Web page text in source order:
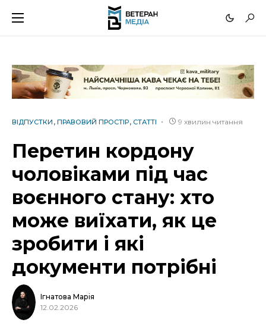
ВІДПУСТКИ ПРАВОВИЙ ПРОСТІР СТАТТІ 9 хвилин читання
Перетин кордону
чоловіками під час
воєнного стану: хто
може виїхати, як це
зробити і які
документи потрібні
Ігнатова Марія
12.02.2026